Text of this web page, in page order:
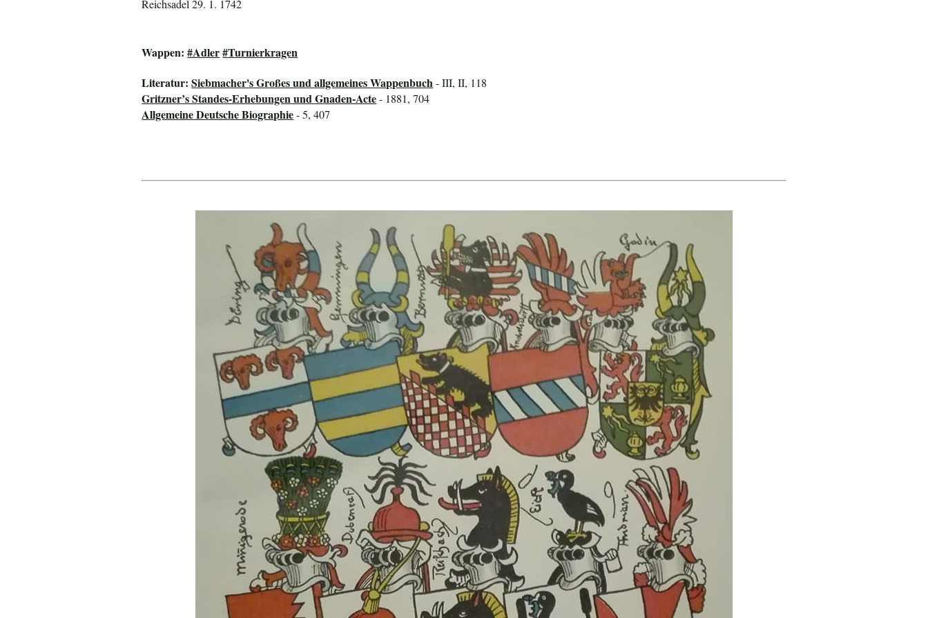
Reichsadel 29. 1. 1742
Wappen:#Adler#Turnierkragen
Literatur:Siebmacher's Großes und allgemeines Wappenbuch- III, II, 118
Gritzner’s Standes-Erhebungen und Gnaden-Acte- 1881, 704
Allgemeine Deutsche Biographie- 5, 407